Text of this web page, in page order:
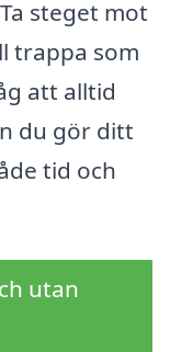
steget mot
trappa som
att alltid
du gör ditt
tid och
utan